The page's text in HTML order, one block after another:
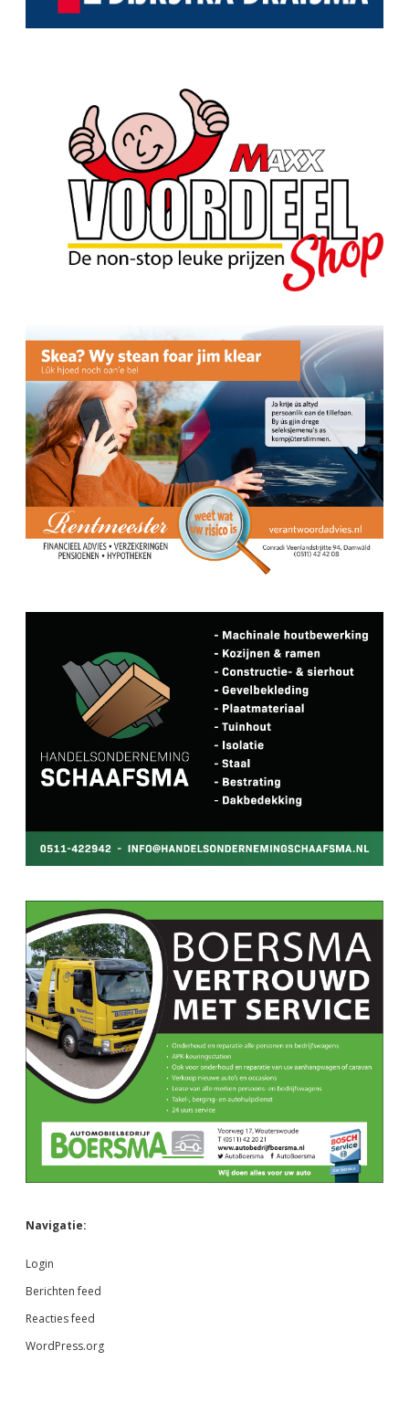
Navigatie:
Login
Berichten feed
Reacties feed
WordPress.org